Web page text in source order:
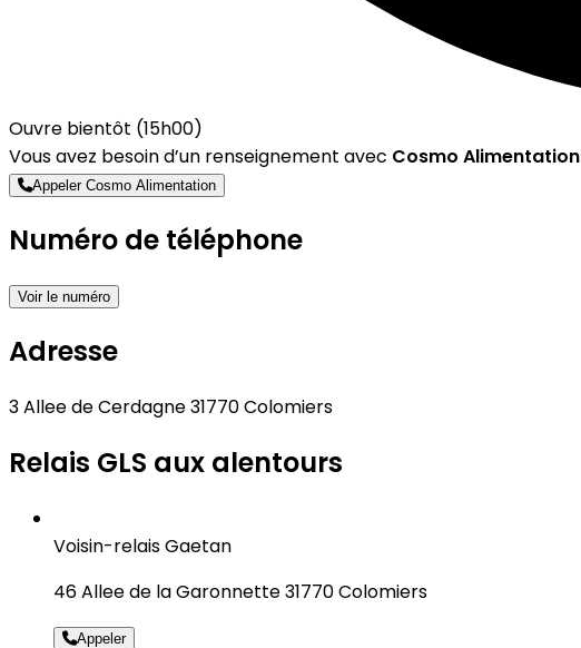
Ouvre bientôt (15h00)
Vous avez besoin d’un renseignement avec Cosmo Alimentation
Appeler Cosmo Alimentation
Numéro de téléphone
Voir le numéro
Adresse
3 Allee de Cerdagne 31770 Colomiers
Relais GLS aux alentours
Voisin-relais Gaetan
46 Allee de la Garonnette 31770 Colomiers
Appeler